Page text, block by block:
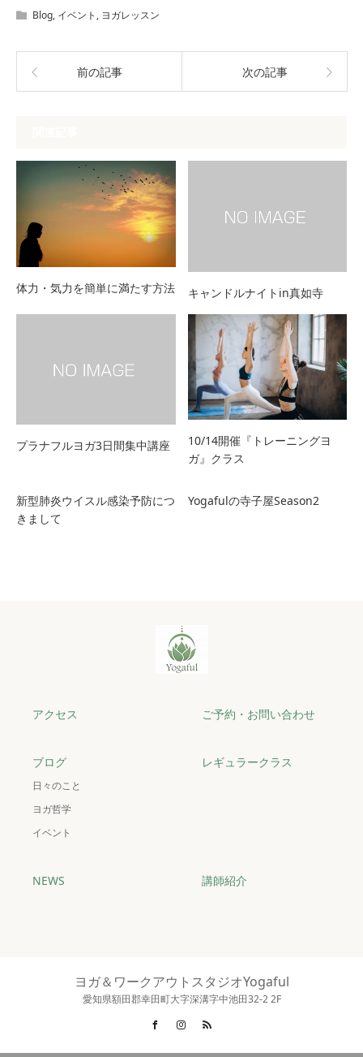
Blog, イベント , ヨガレッスン
前の記事 次の記事
体力・気力を簡単に満たす方法 キャンドルナイトin真如寺
プラナフルヨガ3日間集中講座
10/14開催『トレーニングヨ
ガ』クラス
新型肺炎ウイスル感染予防につ
きまして
Yogafulの寺子屋Season2
アクセス ご予約・お問い合わせ
ブログ
日々のこと
ヨガ哲学
イベント
レギュラークラス
NEWS 講師紹介
ヨガ＆ワークアウトスタジオYogaful
愛知県額田郡幸田町大字深溝字中池田32-2 2F
FacebookInstagram